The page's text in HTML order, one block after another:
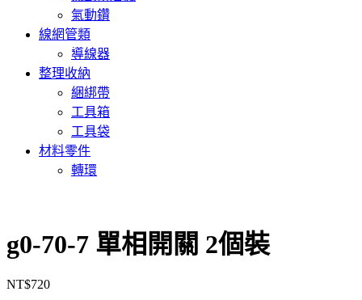
氣動鑽
線網管類
導線器
整理收納
綑綁帶
工具箱
工具袋
材料零件
轉環
g0-70-7 單相開關 2個裝
NT$720